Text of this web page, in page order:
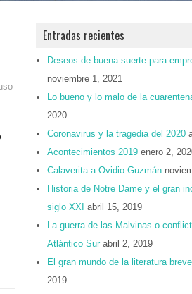
Entradas recientes
Deseos de buena suerte para
noviembre 1, 2021
Lo bueno y lo malo de la
2020
Coronavirus y la tragedia del 2020
Acontecimientos 2019 enero 2,
Calaverita a Ovidio Guzmán
Historia de Notre Dame y el gran
siglo XXI abril 15, 2019
La guerra de las Malvinas o
Atlántico Sur abril 2, 2019
El gran mundo de la literatura breve
2019